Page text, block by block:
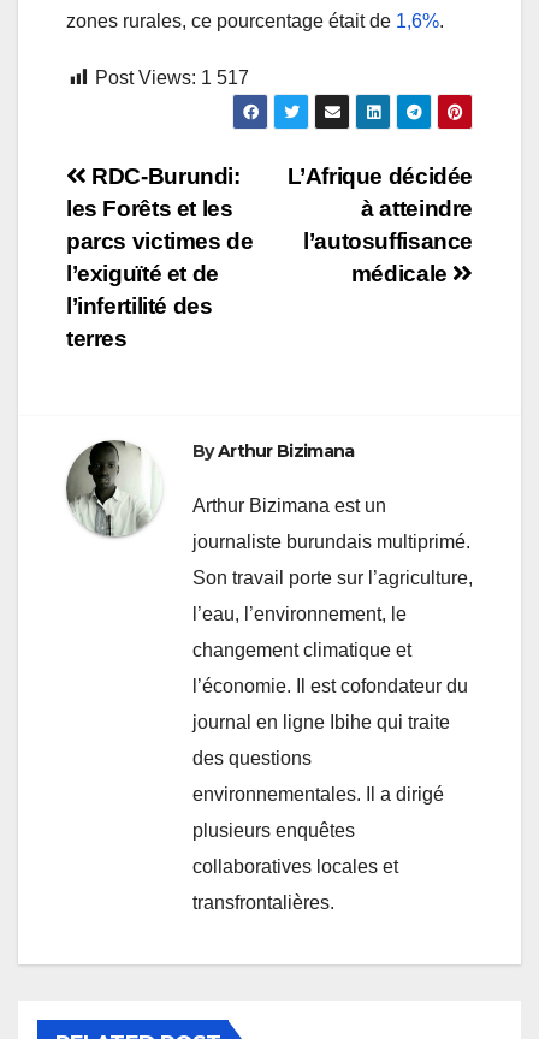
zones rurales, ce pourcentage était de 1,6%.
Post Views: 1 517
Navigation
de
l’article
L’Afrique décidée
à atteindre
l’autosuffisance
médicale
RDC-Burundi:
les Forêts et les
parcs victimes de
l’exiguïté et de
l’infertilité des
terres
ByArthur Bizimana
Arthur Bizimana est un
journaliste burundais multiprimé.
Son travail porte sur l’agriculture,
l’eau, l’environnement, le
changement climatique et
l’économie. Il est cofondateur du
journal en ligne Ibihe qui traite
des questions
environnementales. Il a dirigé
plusieurs enquêtes
collaboratives locales et
transfrontalières.